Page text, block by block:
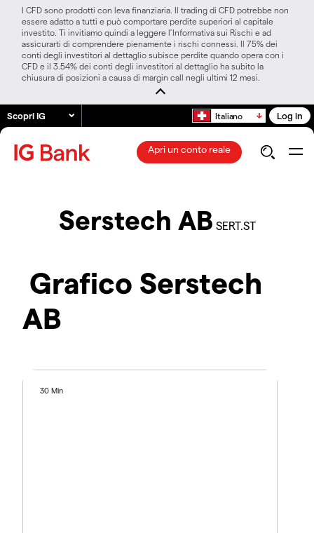
I CFD sono prodotti con leva finanziaria. Il trading di CFD potrebbe non
essere adatto a tutti e può comportare perdite superiori al capitale
investito. Ti invitiamo quindi a leggere l’Informativa sui Rischi e ad
assicurarti di comprendere pienamente i rischi connessi. Il 75% dei
conti degli investitori al dettaglio subisce perdite quando opera con i
CFD e il 3.54% dei conti degli investitori al dettaglio ha subito la
chiusura di posizioni a causa di margin call negli ultimi 12 mesi.
Scopri IG Italiano Log in
Apri un conto reale
Serstech AB SERT.ST
Grafico Serstech
AB
30 Min